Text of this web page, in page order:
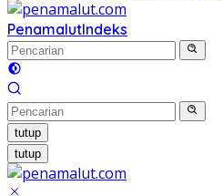
PenamalutIndeks
tutup
tutup